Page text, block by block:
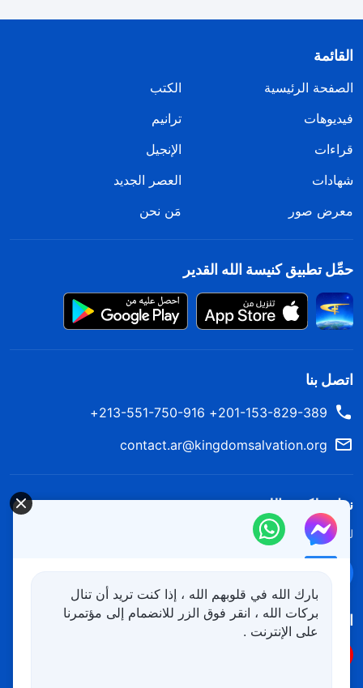
القائمة
الصفحة الرئيسية
الكتب
فيديوهات
ترانيم
قراءات
الإنجيل
شهادات
العصر الجديد
معرض صور
مَن نحن
حمِّل تطبيق كنيسة الله القدير
اتصل بنا
201-153-829-389+ 213-551-750-916+
contact.ar@kingdomsalvation.org
نزل ملكوت الله.
لقد نزلت المملكة بالفعل إلى الأرض! هل تريد دخوله؟
اتبعنا
بارك الله في قلوبهم الله ، إذا كنت تريد أن تنال
بركات الله ، انقر فوق الزر للانضمام إلى مؤتمرنا
على الإنترنت .